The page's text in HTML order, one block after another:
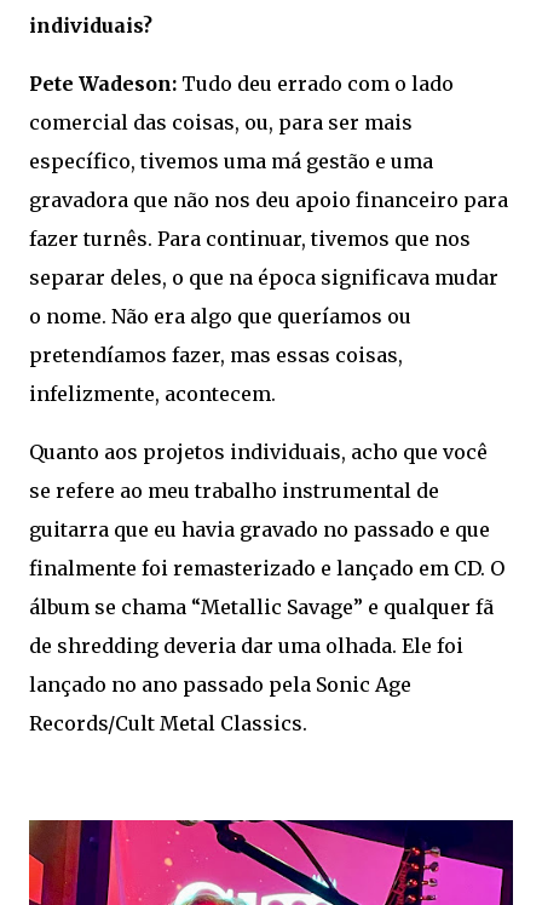
individuais?
Pete Wadeson: Tudo deu errado com o lado
comercial das coisas, ou, para ser mais
específico, tivemos uma má gestão e uma
gravadora que não nos deu apoio financeiro para
fazer turnês. Para continuar, tivemos que nos
separar deles, o que na época significava mudar
o nome. Não era algo que queríamos ou
pretendíamos fazer, mas essas coisas,
infelizmente, acontecem.
Quanto aos projetos individuais, acho que você
se refere ao meu trabalho instrumental de
guitarra que eu havia gravado no passado e que
finalmente foi remasterizado e lançado em CD. O
álbum se chama “Metallic Savage” e qualquer fã
de shredding deveria dar uma olhada. Ele foi
lançado no ano passado pela Sonic Age
Records/Cult Metal Classics.